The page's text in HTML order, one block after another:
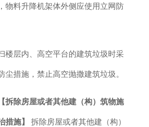
物料升降机架体外侧应使用立网防
楼层内、高空平台的建筑垃圾时采
尘措施，禁止高空抛撒建筑垃圾。
拆除房屋或者其他建（构）筑物施
措施】 拆除房屋或者其他建（构）